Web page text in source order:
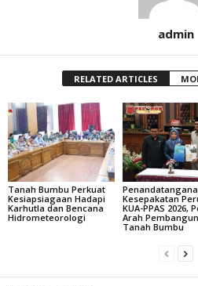
admin
RELATED ARTICLES
Tanah Bumbu Perkuat
Kesiapsiagaan Hadapi
Karhutla dan Bencana
Hidrometeorologi
Kesepakatan
KUA-PPAS 2026,
Arah
Tanah Bumbu